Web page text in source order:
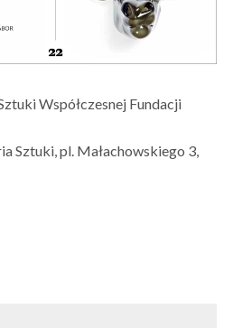
Współczesnej Fundacji
Sztuki, pl. Małachowskiego 3,